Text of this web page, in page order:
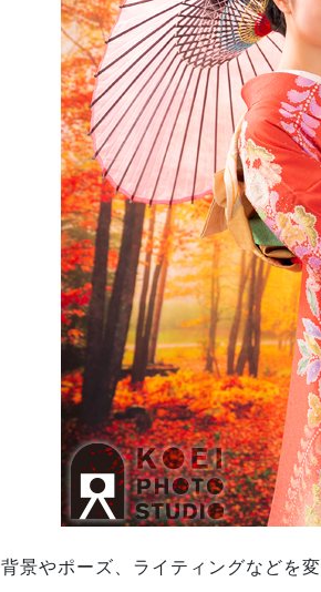
背景やポーズ、ライティングなどを